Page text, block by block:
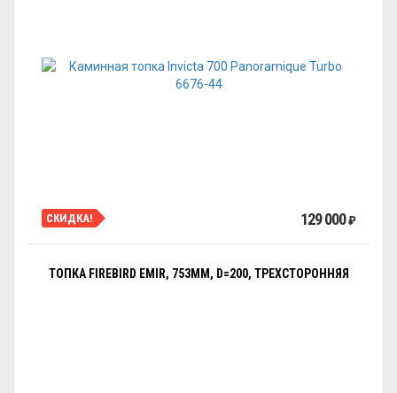
СКИДКА! 129 000₽
ТОПКА FIREBIRD EMIR, 753ММ, D=200, ТРЕХСТОРОННЯЯ